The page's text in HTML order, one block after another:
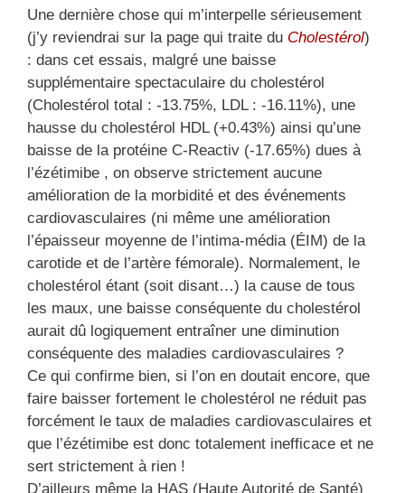
Une dernière chose qui m’interpelle sérieusement
(j’y reviendrai sur la page qui traite du Cholestérol)
: dans cet essais, malgré une baisse
supplémentaire spectaculaire du cholestérol
(Cholestérol total : -13.75%, LDL : -16.11%), une
hausse du cholestérol HDL (+0.43%) ainsi qu’une
baisse de la protéine C-Reactiv (-17.65%) dues à
l’ézétimibe , on observe strictement aucune
amélioration de la morbidité et des événements
cardiovasculaires (ni même une amélioration
l’épaisseur moyenne de l’intima-média (ÉIM) de la
carotide et de l’artère fémorale). Normalement, le
cholestérol étant (soit disant…) la cause de tous
les maux, une baisse conséquente du cholestérol
aurait dû logiquement entraîner une diminution
conséquente des maladies cardiovasculaires ?
Ce qui confirme bien, si l’on en doutait encore, que
faire baisser fortement le cholestérol ne réduit pas
forcément le taux de maladies cardiovasculaires et
que l’ézétimibe est donc totalement inefficace et ne
sert strictement à rien !
D’ailleurs même la HAS (Haute Autorité de Santé)